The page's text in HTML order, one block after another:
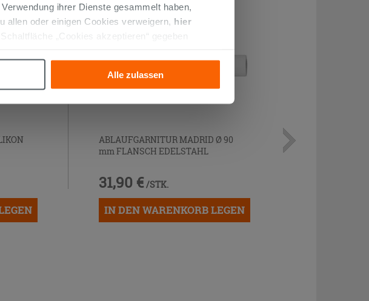
ihrer Dienste gesammelt haben,
oder einigen Cookies verweigern, hier
„Cookies akzeptieren“ gegeben
Alle zulassen
ABLAUFGARNITUR MADRID Ø 90
mm FLANSCH EDELSTAHL
31,90 € /STK.
IN DEN WARENKORB LEGEN